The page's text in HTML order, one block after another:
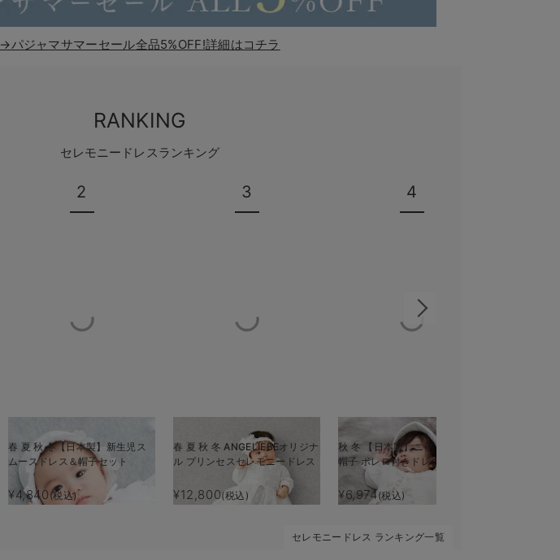
→パジャマサマーセール全品5%OFF!詳細はコチラ
RANKING
セレモニードレスランキング
2
春 夏 秋 冬【日本製】新生児ス
ムースドレス＆帽子セット
¥4,840 (税込)
3
春 夏 秋 冬 ANGELIEBEオリジナ
ル プリンセスセレモニードレス
¥12,800(税込)
4
秋 冬 【日本製】ニットキルト
帽子 ボレロ付きドレスオール
¥6,974(税込)
セレモニードレス ランキング一覧